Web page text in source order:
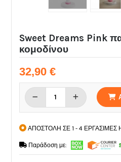
Sweet Dreams Pink
κομοδίνου
32,90 €
ΑΠΟΣΤΟΛΗ ΣΕ 1 - 4 ΕΡΓΑΣΙΜΕΣ
Παράδοση με: